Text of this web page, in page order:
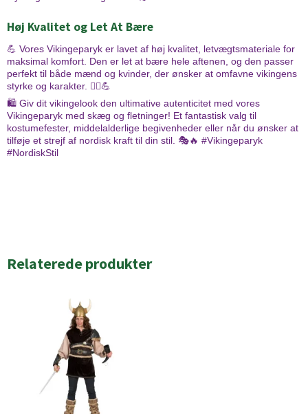
Høj Kvalitet og Let At Bære
💪 Vores Vikingeparyk er lavet af høj kvalitet, letvægtsmateriale for
maksimal komfort. Den er let at bære hele aftenen, og den passer
perfekt til både mænd og kvinder, der ønsker at omfavne vikingens
styrke og karakter. 💇‍♂️💪
🛍️ Giv dit vikingelook den ultimative autenticitet med vores
Vikingeparyk med skæg og fletninger! Et fantastisk valg til
kostumefester, middelalderlige begivenheder eller når du ønsker at
tilføje et strejf af nordisk kraft til din stil. 🎭🔥 #Vikingeparyk
#NordiskStil
Relaterede produkter